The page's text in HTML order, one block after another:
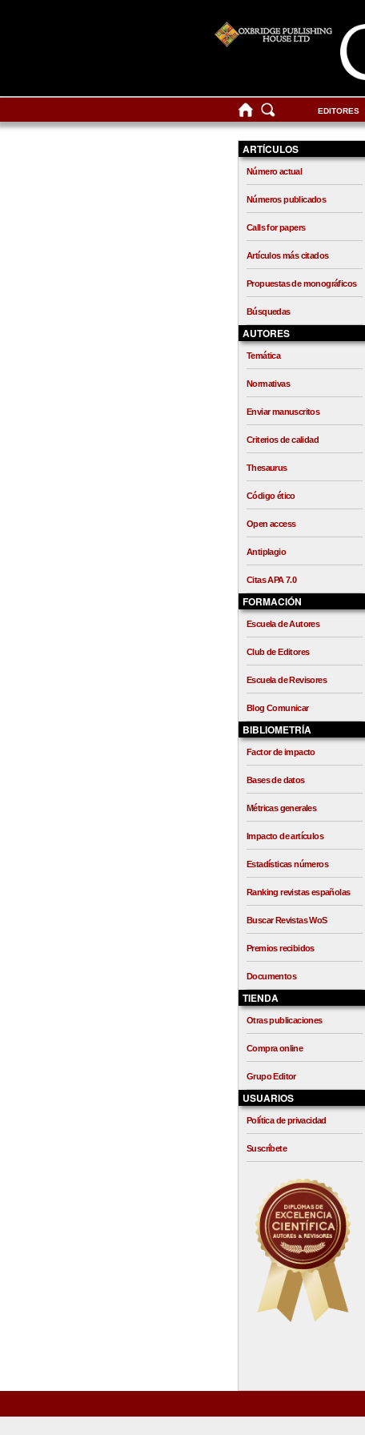
EDITORES
ARTÍCULOS
Número actual
Números publicados
Calls for papers
Artículos más citados
Propuestas de monográficos
Búsquedas
AUTORES
Temática
Normativas
Enviar manuscritos
Criterios de calidad
Thesaurus
Código ético
Open access
Antiplagio
Citas APA 7.0
FORMACIÓN
Escuela de Autores
Club de Editores
Escuela de Revisores
Blog Comunicar
BIBLIOMETRÍA
Factor de impacto
Bases de datos
Métricas generales
Impacto de artículos
Estadísticas números
Ranking revistas españolas
Buscar Revistas WoS
Premios recibidos
Documentos
TIENDA
Otras publicaciones
Compra online
Grupo Editor
USUARIOS
Política de privacidad
Suscríbete